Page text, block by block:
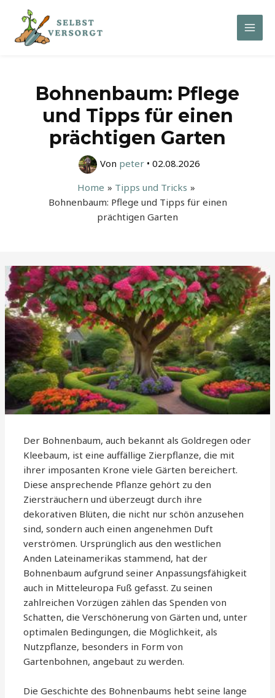
Inhalt
springen
Main
Bohnenbaum: Pflege
und Tipps für einen
prächtigen Garten
Von peter • 02.08.2026
Home
Tipps und Tricks
Bohnenbaum: Pflege und Tipps für einen
prächtigen Garten
Der Bohnenbaum, auch bekannt als Goldregen oder
Kleebaum, ist eine auffällige Zierpflanze, die mit
ihrer imposanten Krone viele Gärten bereichert.
Diese ansprechende Pflanze gehört zu den
Ziersträuchern und überzeugt durch ihre
dekorativen Blüten, die nicht nur schön anzusehen
sind, sondern auch einen angenehmen Duft
verströmen. Ursprünglich aus den westlichen
Anden Lateinamerikas stammend, hat der
Bohnenbaum aufgrund seiner Anpassungsfähigkeit
auch in Mitteleuropa Fuß gefasst. Zu seinen
zahlreichen Vorzügen zählen das Spenden von
Schatten, die Verschönerung von Gärten und, unter
optimalen Bedingungen, die Möglichkeit, als
Nutzpflanze, besonders in Form von
Gartenbohnen, angebaut zu werden.
Die Geschichte des Bohnenbaums hebt seine lange